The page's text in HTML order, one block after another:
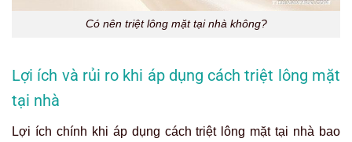
Có nên triệt lông mặt tại nhà không?
Lợi ích và rủi ro khi áp dụng cách triệt lông mặt
tại nhà
Lợi ích chính khi áp dụng cách triệt lông mặt tại nhà bao